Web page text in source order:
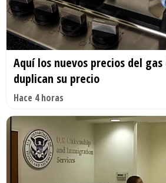
Aquí los nuevos precios del
duplican su precio
Hace 4 horas